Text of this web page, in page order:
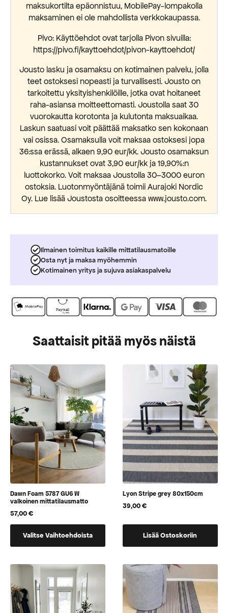
maksukortilta epäonnistuu, MobilePay-lompakolla
maksaminen ei ole mahdollista verkkokaupassa.
Pivo: Käyttöehdot ovat tarjolla Pivon sivuilla:
https://pivo.fi/kayttoehdot/pivon-kayttoehdot/
Jousto lasku ja osamaksu on kotimainen palvelu, jolla
teet ostoksesi nopeasti ja turvallisesti. Jousto on
tarkoitettu yksityishenkilöille, jotka ovat hoitaneet
raha-asiansa moitteettomasti. Joustolla saat 30
vuorokautta korotonta ja kulutonta maksuaikaa.
Laskun saatuasi voit päättää maksatko sen kokonaan
vai osissa. Osamaksulla voit maksaa ostoksesi jopa
36:ssa erässä, alkaen 9,90 eur/kk. Jousto osamaksun
kustannukset ovat 3,90 eur/kk ja 19,90%:n
luottokorko. Voit maksaa Joustolla 30–3000 euron
ostoksia. Luotonmyöntäjänä toimii Aurajoki Nordic
Oy. Lue lisää Joustosta osoitteessa www.jousto.com.
Ilmainen toimitus kaikille mittatilausmatoille
Osta nyt ja maksa myöhemmin
Kotimainen yritys ja sujuva asiakaspalvelu
Saattaisit pitää myös näistä
Dawn Foam 5787 GU6 W
valkoinen mittatilausmatto
57,00€
Valitse Vaihtoehdoista
tuotteella
vaihtoehtoja,
voidaan
valita
Lyon Stripe grey 80x150cm
39,00€
Lisää Ostoskoriin